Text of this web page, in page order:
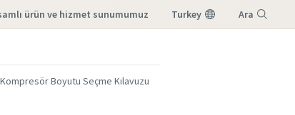
ürün ve hizmet sunumumuz Turkey Ara
Kompresör Boyutu Seçme Kılavuzu